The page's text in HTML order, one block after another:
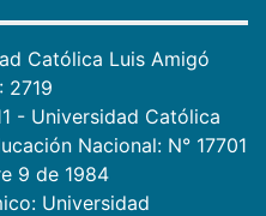
Católica Luis Amigó
2719
- Universidad Católica
Nacional: N° 17701
9 de 1984
Universidad